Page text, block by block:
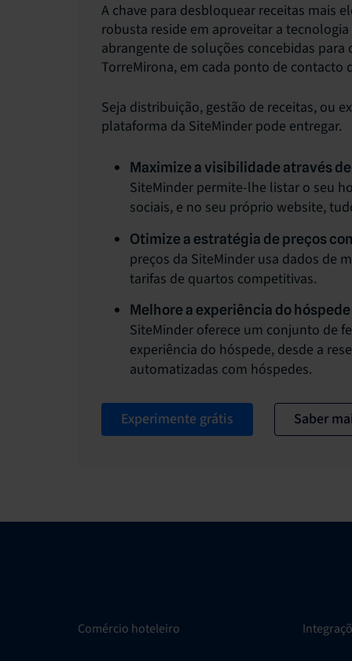
A chave para desbloquear receitas mais
robusta reside em aproveitar a
abrangente de soluções concebidas
TorreMirona, em cada ponto de contacto
Seja distribuição, gestão de receitas, ou
plataforma da SiteMinder pode entregar.
Maximize a visibilidade através
SiteMinder permite-lhe listar o seu
sociais, e no seu próprio website,
Otimize a estratégia de preços
preços da SiteMinder usa dados de
tarifas de quartos competitivas.
Melhore a experiência do
SiteMinder oferece um conjunto de
experiência do hóspede, desde a
automatizadas com hóspedes.
Experimente grátis Saber
Comércio hoteleiro